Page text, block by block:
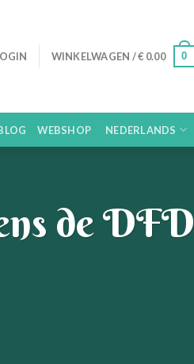
WINKELWAGEN /€ 0.00 0
WEBSHOP NEDERLANDS
de DFD